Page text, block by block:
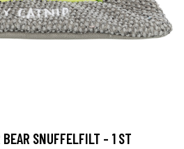
SNUFFELFILT - 1 ST